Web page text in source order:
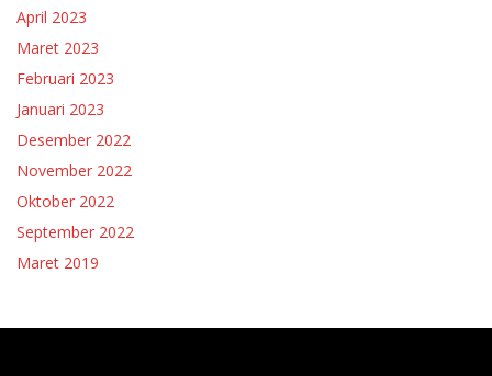
April 2023
Maret 2023
Februari 2023
Januari 2023
Desember 2022
November 2022
Oktober 2022
September 2022
Maret 2019